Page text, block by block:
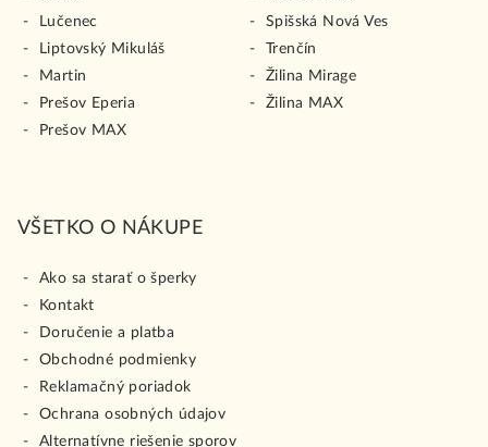
Lučenec
Liptovský Mikuláš
Martin
Prešov Eperia
Prešov MAX
Spišská Nová Ves
Trenčín
Žilina Mirage
Žilina MAX
VŠETKO O NÁKUPE
Ako sa starať o šperky
Kontakt
Doručenie a platba
Obchodné podmienky
Reklamačný poriadok
Ochrana osobných údajov
Alternatívne riešenie sporov